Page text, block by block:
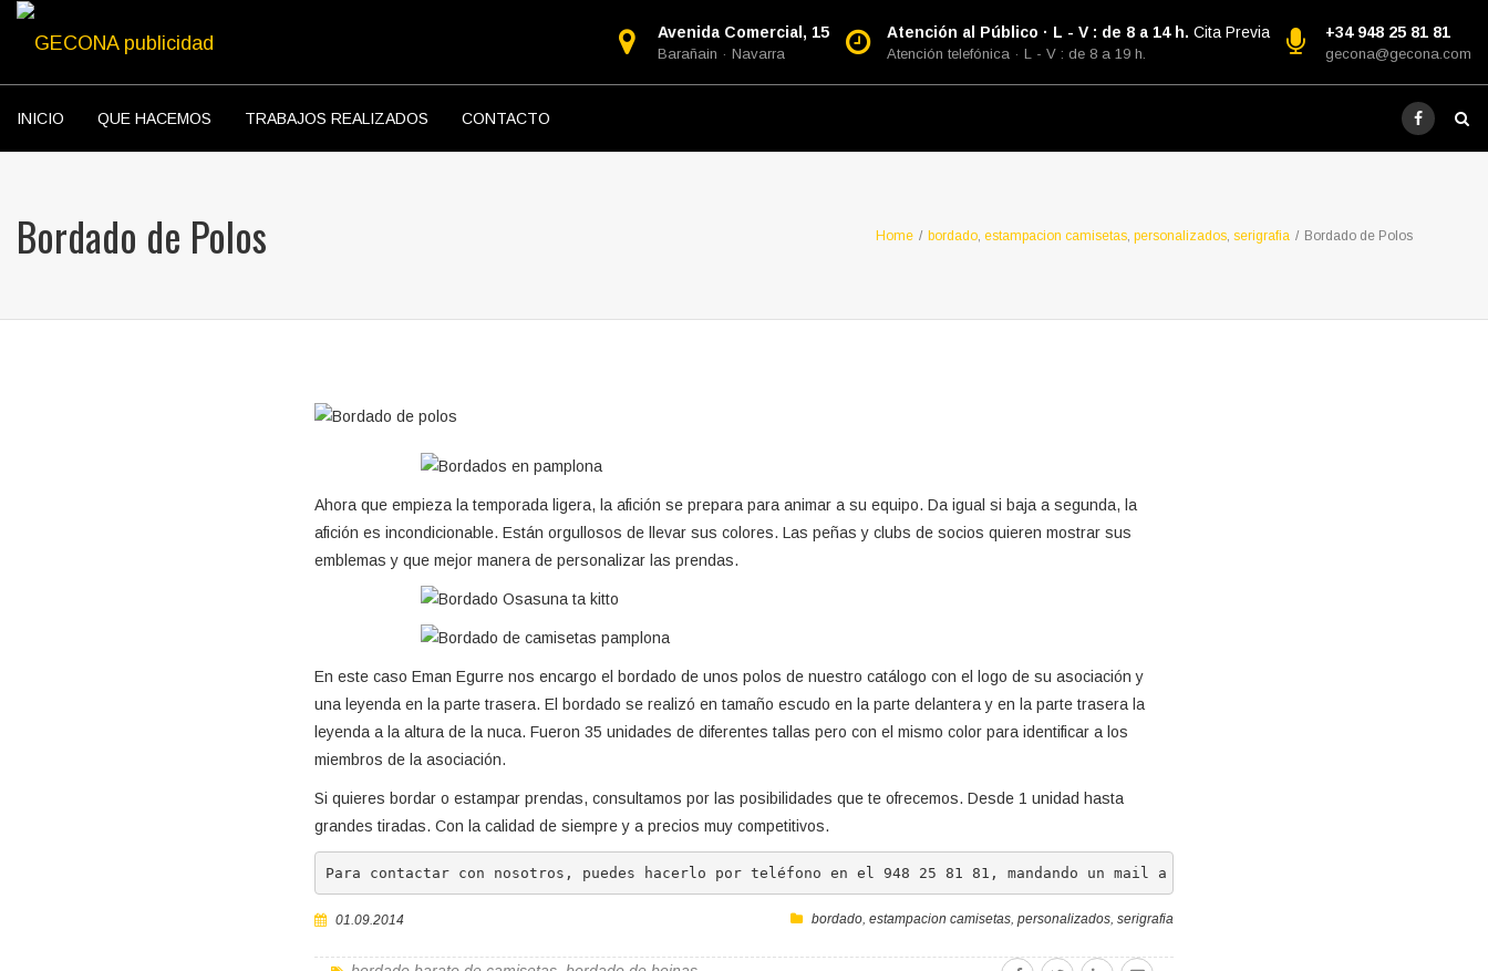
Avenida Comercial, 15
Barañain · Navarra
Atención al Público · L - V : de 8 a 14 h. Cita Previa
Atención telefónica · L - V : de 8 a 19 h.
+34 948 25 81 81
gecona@gecona.com
INICIO QUE HACEMOS TRABAJOS REALIZADOS CONTACTO
Bordado de Polos Home / bordado ,estampacion camisetas ,personalizados ,serigrafia / Bordado de Polos
Ahora que empieza la temporada ligera, la afición se prepara para animar a su equipo. Da igual si baja a segunda, la
afición es incondicionable. Están orgullosos de llevar sus colores. Las peñas y clubs de socios quieren mostrar sus
emblemas y que mejor manera de personalizar las prendas.
En este caso Eman Egurre nos encargo el bordado de unos polos de nuestro catálogo con el logo de su asociación y
una leyenda en la parte trasera. El bordado se realizó en tamaño escudo en la parte delantera y en la parte trasera la
leyenda a la altura de la nuca. Fueron 35 unidades de diferentes tallas pero con el mismo color para identificar a los
miembros de la asociación.
Si quieres bordar o estampar prendas, consultamos por las posibilidades que te ofrecemos. Desde 1 unidad hasta
grandes tiradas. Con la calidad de siempre y a precios muy competitivos.
Para contactar con nosotros, puedes hacerlo por teléfono en el 948 25 81 81, mandando un mail a
01.09.2014 bordado,estampacion camisetas,personalizados,serigrafia